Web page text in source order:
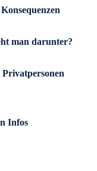
man darunter?
Infos